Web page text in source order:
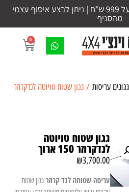
משלוח חינם בהזמנות מעל 999 ש"ח | ניתן לבצע איסוף עצמי
מהסניף
0
גגונים עריסות / גגון שטוח טויוטה לנדקרוזר
גגון שטוח טויוטה
לנדקרוזר 150 ארוך
₪3,700.00
עריסה שטוחה לנד קרוזר גגון שטוח